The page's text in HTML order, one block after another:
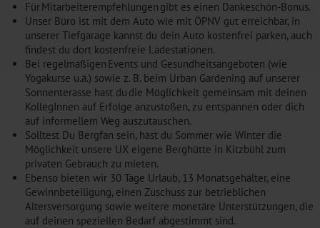
Für Mitarbeiterempfehlungen gibt es einen Dankeschön-Bonus.
Unser Büro ist mit dem Auto wie mit ÖPNV gut erreichbar, in
unserer Tiefgarage kannst du dein Auto kostenfrei parken, auch
findest du dort kostenfreie Ladestationen.
Bei regelmäßigen Events und Gesundheitsangeboten (wie
Yogakurse u.ä.) sowie z. B. beim Urban Gardening auf unserer
Sonnenterasse hast du die Möglichkeit gemeinsam mit deinen
KollegInnen auf Erfolge anzustoßen, zu entspannen oder dich
auf informellem Weg auszutauschen.
Solltest Du Bergfan sein, hast du Sommer wie Winter die
Möglichkeit unsere UX eigene Berghütte in Kitzbühl zum
privaten Gebrauch zu mieten.
Ebenso bieten wir 30 Tage Urlaub, 13 Monatsgehälter, eine
Gewinnbeteiligung, einen Zuschuss zur betrieblichen
Altersversorgung sowie weitere monetäre Unterstützungen, die
auf deinen speziellen Bedarf abgestimmt sind.